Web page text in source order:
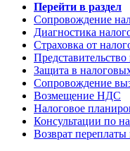
Перейти в раздел
Сопровождение
Диагностика
Страховка от
Представительство
Защита в
Сопровождение
Возмещение НДС
Налоговое
Консультации по
Возврат